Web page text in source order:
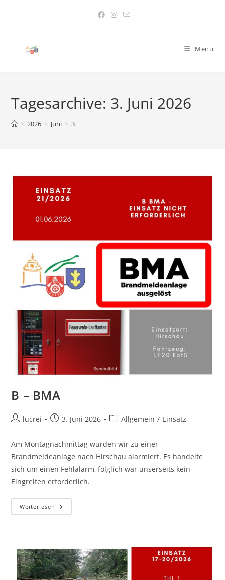
Menü
Tagesarchive: 3. Juni 2026
> 2026 > Juni > 3
B – BMA
lucrei 3. Juni 2026 Allgemein / Einsatz
Am Montagnachmittag wurden wir zu einer
Brandmeldeanlage nach Hirschau alarmiert. Es handelte
sich um einen Fehlalarm, folglich war unserseits kein
Eingreifen erforderlich.
Weiterlesen